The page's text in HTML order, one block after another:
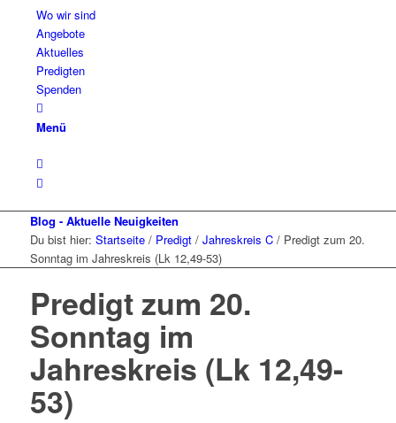
Wo wir sind
Angebote
Aktuelles
Predigten
Spenden
Menü
Blog - Aktuelle Neuigkeiten
Du bist hier: Startseite / Predigt / Jahreskreis C / Predigt zum 20.
Sonntag im Jahreskreis (Lk 12,49-53)
Predigt zum 20.
Sonntag im
Jahreskreis (Lk 12,49-
53)